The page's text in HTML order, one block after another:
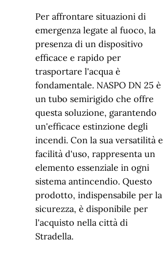
Per affrontare situazioni di
emergenza legate al fuoco, la
presenza di un dispositivo
efficace e rapido per
trasportare l'acqua è
fondamentale. NASPO DN 25 è
un tubo semirigido che offre
questa soluzione, garantendo
un'efficace estinzione degli
incendi. Con la sua versatilità e
facilità d'uso, rappresenta un
elemento essenziale in ogni
sistema antincendio. Questo
prodotto, indispensabile per la
sicurezza, è disponibile per
l'acquisto nella città di
Stradella.